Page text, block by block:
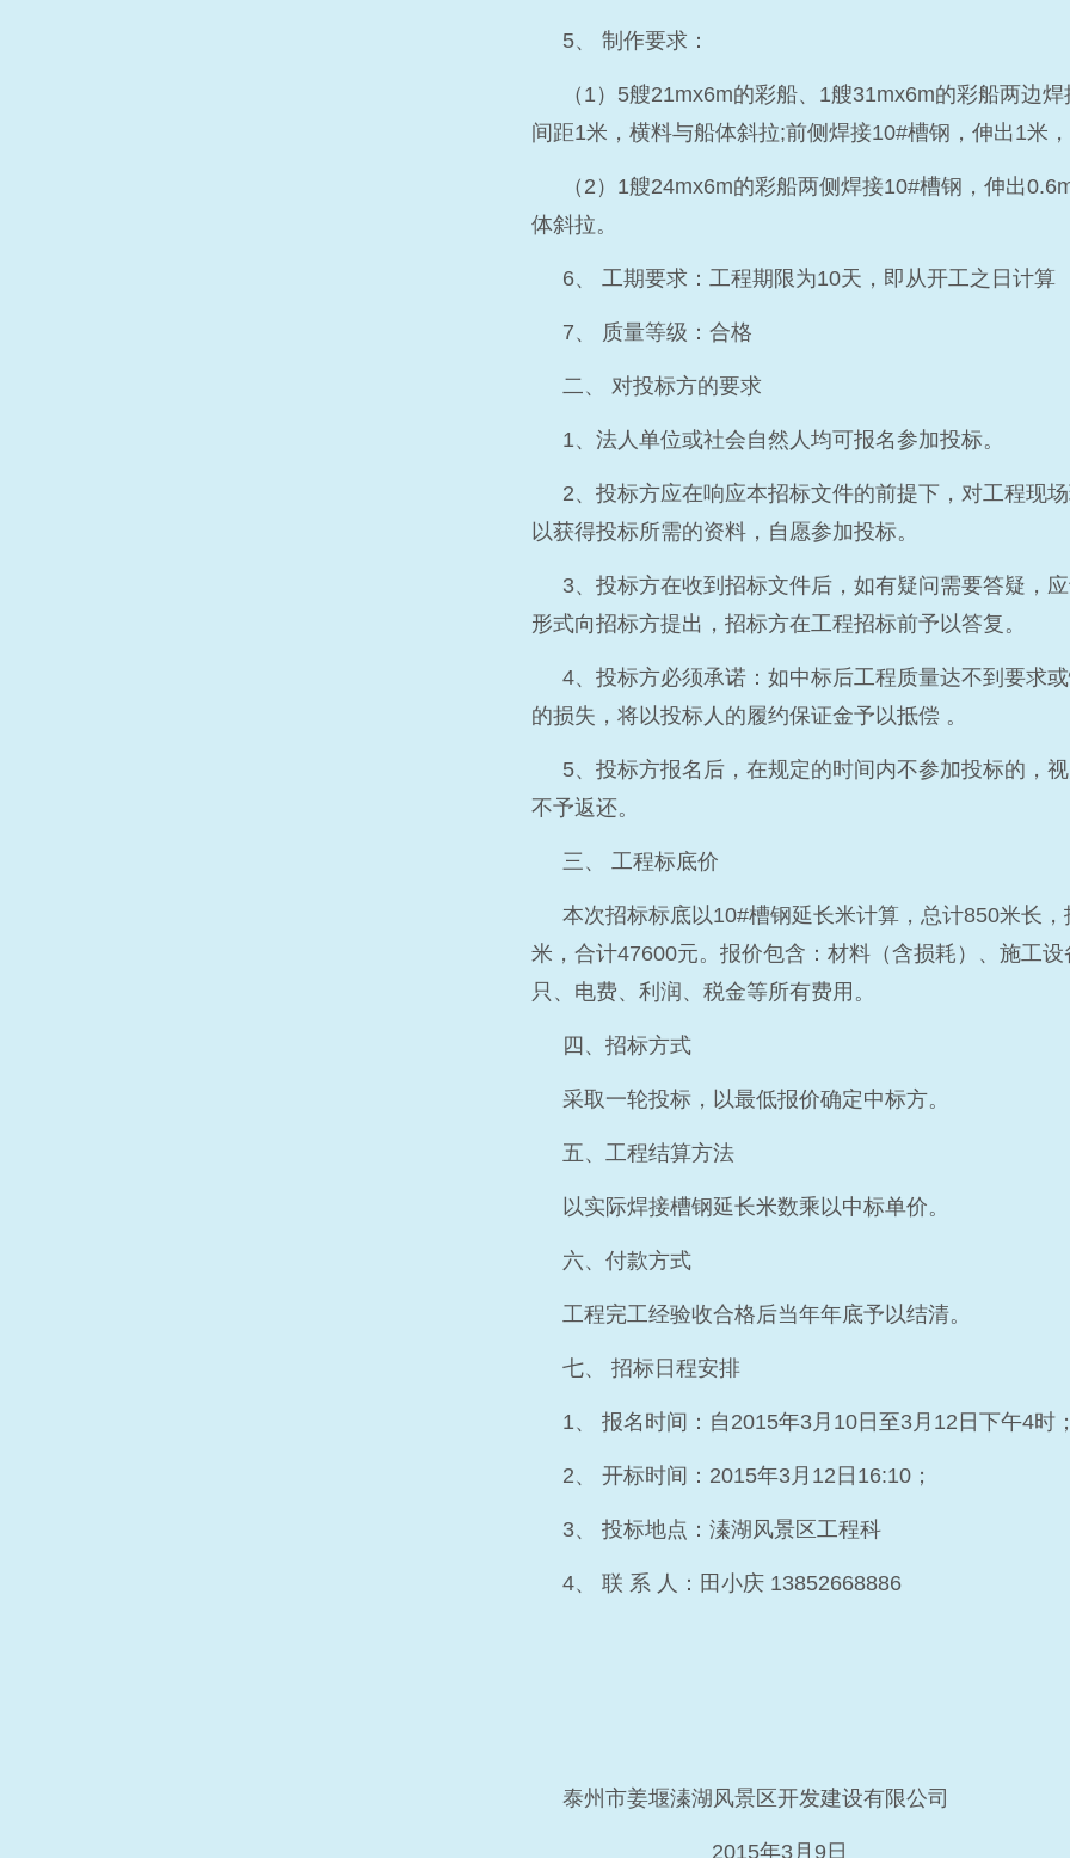
5、 制作要求：
（1）5艘21mx6m的彩船、1艘31mx6m的彩船两边
间距1米，横料与船体斜拉;前侧焊接10#槽钢，伸出1米
（2）1艘24mx6m的彩船两侧焊接10#槽钢，伸出
体斜拉。
6、 工期要求：工程期限为10天，即从开工之日计算
7、 质量等级：合格
二、 对投标方的要求
1、法人单位或社会自然人均可报名参加投标。
2、投标方应在响应本招标文件的前提下，对工程现
以获得投标所需的资料，自愿参加投标。
3、投标方在收到招标文件后，如有疑问需要答疑，
形式向招标方提出，招标方在工程招标前予以答复。
4、投标方必须承诺：如中标后工程质量达不到要求
的损失，将以投标人的履约保证金予以抵偿 。
5、投标方报名后，在规定的时间内不参加投标的，
不予返还。
三、 工程标底价
本次招标标底以10#槽钢延长米计算，总计850米长
米，合计47600元。报价包含：材料（含损耗）、施工
只、电费、利润、税金等所有费用。
四、招标方式
采取一轮投标，以最低报价确定中标方。
五、工程结算方法
以实际焊接槽钢延长米数乘以中标单价。
六、付款方式
工程完工经验收合格后当年年底予以结清。
七、 招标日程安排
1、 报名时间：自2015年3月10日至3月12日下午4时
2、 开标时间：2015年3月12日16:10；
3、 投标地点：溱湖风景区工程科
4、 联 系 人：田小庆 13852668886
泰州市姜堰溱湖风景区开发建设有限公司
2015年3月9日